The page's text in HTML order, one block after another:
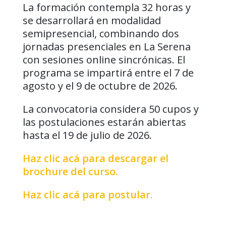
La formación contempla 32 horas y
se desarrollará en modalidad
semipresencial, combinando dos
jornadas presenciales en La Serena
con sesiones online sincrónicas. El
programa se impartirá entre el 7 de
agosto y el 9 de octubre de 2026.
La convocatoria considera 50 cupos y
las postulaciones estarán abiertas
hasta el 19 de julio de 2026.
Haz clic acá para descargar el
brochure del curso.
Haz clic acá para postular.